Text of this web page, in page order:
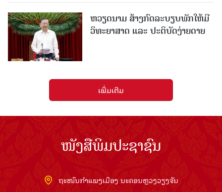
ຫວຽດນາມ ສ້າງກົດລະບຽບພັກໃຫ້ມີ
ວິທະຍາສາດ ແລະ ປະຕິບັດງ່າຍດາຍ
ເພີ່ມເຕີມ
ໜັງສືພິມປະຊາຊົນ
ຖະໜົນກຳແພງເມືອງ ນະຄອນຫຼວງວຽງຈັນ